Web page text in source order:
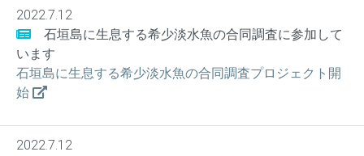
2022.7.12
石垣島に生息する希少淡水魚の合同調査に参加して
います
石垣島に生息する希少淡水魚の合同調査プロジェクト開
始
2022.7.12